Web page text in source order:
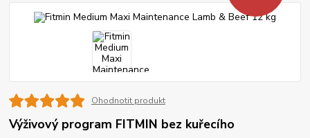
Ohodnotit produkt
Výživový program FITMIN bez kuřecího